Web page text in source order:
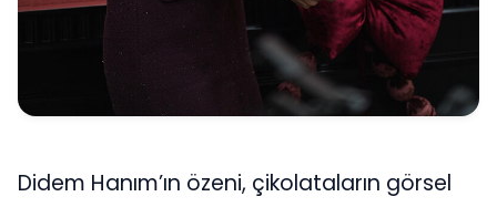
Didem Hanım’ın özeni, çikolataların görsel